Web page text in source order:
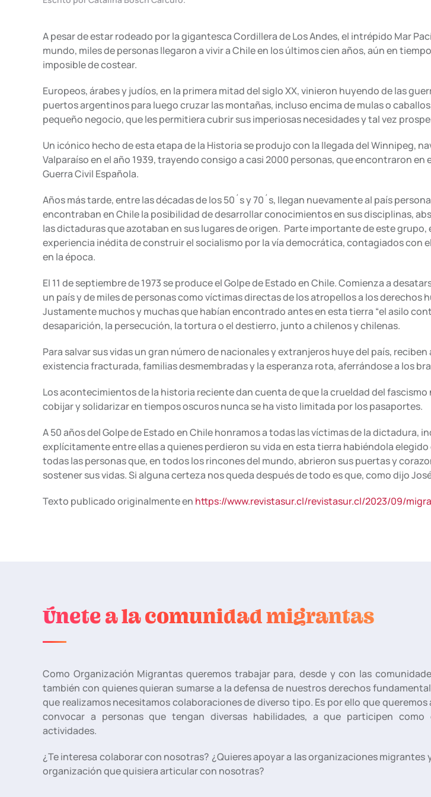
A pesar de estar rodeado por la gigantesca Cordillera de Los Andes, el intrépido Mar
mundo, miles de personas llegaron a vivir a Chile en los últimos cien años, aún en
imposible de costear.
Europeos, árabes y judíos, en la primera mitad del siglo XX, vinieron huyendo de las
puertos argentinos para luego cruzar las montañas, incluso encima de mulas o
pequeño negocio, que les permitiera cubrir sus imperiosas necesidades y tal vez
Un icónico hecho de esta etapa de la Historia se produjo con la llegada del Winnipeg,
Valparaíso en el año 1939, trayendo consigo a casi 2000 personas, que encontraron
Guerra Civil Española.
Años más tarde, entre las décadas de los 50´s y 70´s, llegan nuevamente al país
encontraban en Chile la posibilidad de desarrollar conocimientos en sus disciplinas,
las dictaduras que azotaban en sus lugares de origen. Parte importante de este grupo,
experiencia inédita de construir el socialismo por la vía democrática, contagiados
en la época.
El 11 de septiembre de 1973 se produce el Golpe de Estado en Chile. Comienza a
un país y de miles de personas como víctimas directas de los atropellos a los
Justamente muchos y muchas que habían encontrado antes en esta tierra “el asilo
desaparición, la persecución, la tortura o el destierro, junto a chilenos y chilenas.
Para salvar sus vidas un gran número de nacionales y extranjeros huye del país,
existencia fracturada, familias desmembradas y la esperanza rota, aferrándose a los
Los acontecimientos de la historia reciente dan cuenta de que la crueldad del
cobijar y solidarizar en tiempos oscuros nunca se ha visto limitada por los pasaportes.
A 50 años del Golpe de Estado en Chile honramos a todas las víctimas de la
explícitamente entre ellas a quienes perdieron su vida en esta tierra habiéndola
todas las personas que, en todos los rincones del mundo, abrieron sus puertas y
sostener sus vidas. Si alguna certeza nos queda después de todo es que, como dijo
Texto publicado originalmente en https://www.revistasur.cl/revistasur.cl/2023/09/
Únete a la comunidad migrantas
Como Organización Migrantas queremos trabajar para, desde y con las
también con quienes quieran sumarse a la defensa de nuestros derechos
que realizamos necesitamos colaboraciones de diverso tipo. Es por ello que
convocar a personas que tengan diversas habilidades, a que participen como
actividades.
¿Te interesa colaborar con nosotras? ¿Quieres apoyar a las organizaciones migrantes
organización que quisiera articular con nosotras?